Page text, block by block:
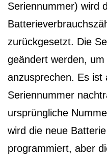
Seriennummer) wird
zurückgesetzt. Die
geändert werden,
anzusprechen. Es ist
Seriennummer
ursprüngliche
wird die neue
programmiert, aber